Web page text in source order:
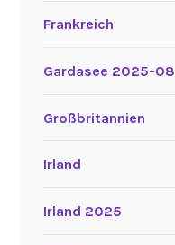
Frankreich
Gardasee 2025-08
Großbritannien
Irland
Irland 2025